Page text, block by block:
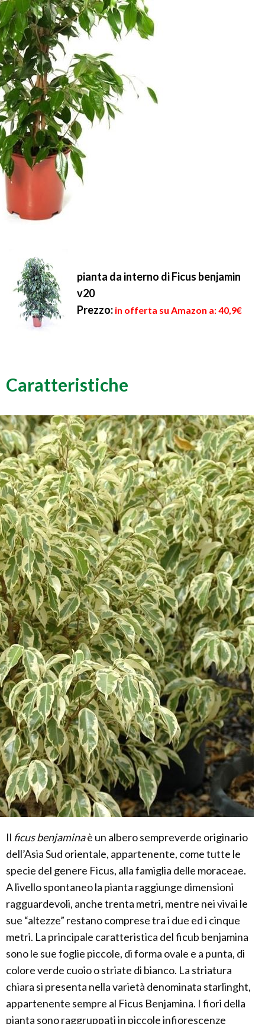
pianta da interno di Ficus benjamin
v20
Prezzo: in offerta su Amazon a: 40,9€
Caratteristiche
Il ficus benjaminaè un albero sempreverde originario
dell’Asia Sud orientale, appartenente, come tutte le
specie del genere Ficus, alla famiglia delle moraceae.
A livello spontaneo la pianta raggiunge dimensioni
ragguardevoli, anche trenta metri, mentre nei vivai le
sue “altezze” restano comprese tra i due ed i cinque
metri. La principale caratteristica del ficub benjamina
sono le sue foglie piccole, di forma ovale e a punta, di
colore verde cuoio o striate di bianco. La striatura
chiara si presenta nella varietà denominata starlinght,
appartenente sempre al Ficus Benjamina. I fiori della
pianta sono raggruppati in piccole infiorescenze